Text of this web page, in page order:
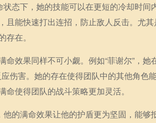
状态下，她的技能可以在更短的冷却时
且能快速打出连招，防止敌人反击。尤
在。
效果同样不可小觑。例如“菲谢尔”，
伤害。她的存在使得团队中的其他角色
使得团队的战斗策略更加灵活。
他的满命效果让他的护盾更为坚固，能